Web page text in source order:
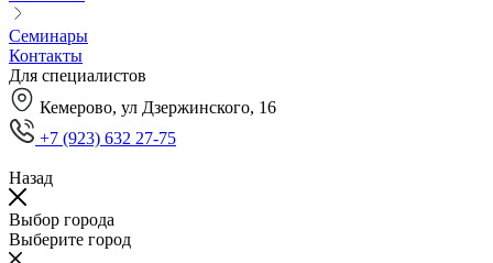
Семинары
Контакты
Для специалистов
Кемерово, ул Дзержинского, 16
+7 (923) 632 27-75
Назад
Выбор города
Выберите город